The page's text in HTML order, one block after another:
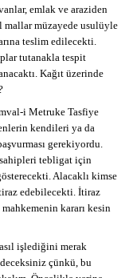
emlak ve araziden
mallar müzayede usulüyle
teslim edilecekti.
tutanakla tespit
Kağıt üzerinde
i Metruke Tasfiye
kendileri ya da
gerekiyordu.
sahipleri tebligat için
Alacaklı kimse
edebilecekti. İtiraz
kararı kesin
işlediğini merak
çünkü, bu